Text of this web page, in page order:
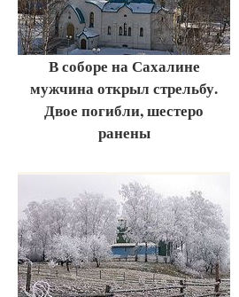
В соборе на Сахалине
мужчина открыл стрельбу.
Двое погибли, шестеро
ранены